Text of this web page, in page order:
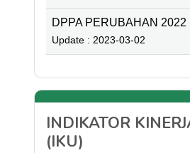
DPPA PERUBAHAN 2022
Update : 2023-03-02
INDIKATOR
(IKU)